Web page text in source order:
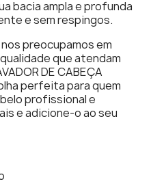
bacia ampla e profunda
e sem respingos.
preocupamos em
que atendam
DE CABEÇA
perfeita para quem
profissional e
e adicione-o ao seu